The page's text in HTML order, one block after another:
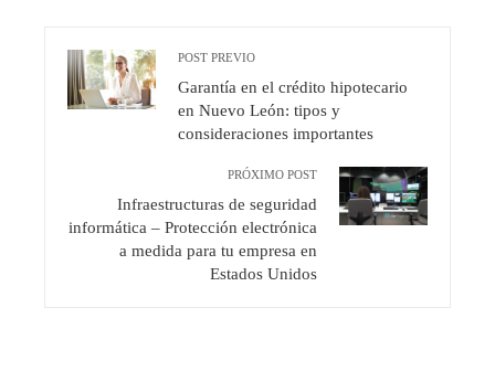
POST PREVIO
Garantía en el crédito hipotecario
en Nuevo León: tipos y
consideraciones importantes
PRÓXIMO POST
Infraestructuras de seguridad
informática – Protección electrónica
a medida para tu empresa en
Estados Unidos